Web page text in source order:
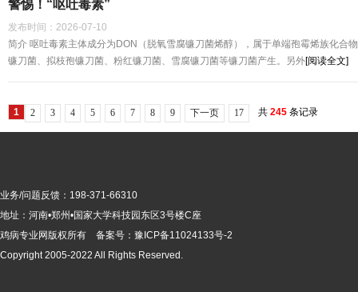
警惕！“呕吐毒素”
发布时间： 2026-07-10
简介 呕吐毒素主体成分为DON（脱氧雪腐镰刀菌烯醇），属于单端孢霉烯族化合
镰刀菌、拟枝孢镰刀菌、粉红镰刀菌、雪腐镰刀菌等镰刀菌产生。另外[阅读全文]
1 2 3 4 5 6 7 8 9 下一页 17 共 245 条记录
业务/问题反馈：198-371-66310
地址：河南•郑州•国家大学科技园东区3号楼C座
鸡病专业网版权所有 备案号： 豫ICP备11024133号-2
Copyright 2005-2022 All Rights Reserved.